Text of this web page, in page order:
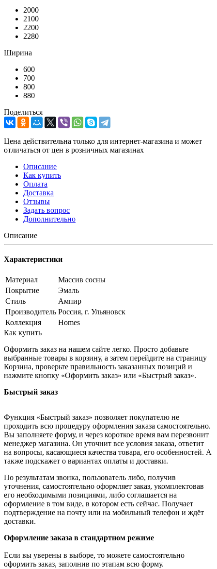
2000
2100
2200
2280
Ширина
600
700
800
880
Поделиться
Цена действительна только для интернет-магазина и может
отличаться от цен в розничных магазинах
Описание
Как купить
Оплата
Доставка
Отзывы
Задать вопрос
Дополнительно
Описание
Характеристики
Материал
Массив сосны
Покрытие
Эмаль
Стиль
Ампир
Производитель Россия, г. Ульяновск
Коллекция
Homes
Как купить
Оформить заказ на нашем сайте легко. Просто добавьте
выбранные товары в корзину, а затем перейдите на страницу
Корзина, проверьте правильность заказанных позиций и
нажмите кнопку «Оформить заказ» или «Быстрый заказ».
Быстрый заказ
Функция «Быстрый заказ» позволяет покупателю не
проходить всю процедуру оформления заказа самостоятельно.
Вы заполняете форму, и через короткое время вам перезвонит
менеджер магазина. Он уточнит все условия заказа, ответит
на вопросы, касающиеся качества товара, его особенностей. А
также подскажет о вариантах оплаты и доставки.
По результатам звонка, пользователь либо, получив
уточнения, самостоятельно оформляет заказ, укомплектовав
его необходимыми позициями, либо соглашается на
оформление в том виде, в котором есть сейчас. Получает
подтверждение на почту или на мобильный телефон и ждёт
доставки.
Оформление заказа в стандартном режиме
Если вы уверены в выборе, то можете самостоятельно
оформить заказ, заполнив по этапам всю форму.